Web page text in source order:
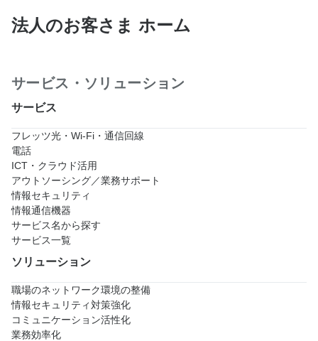
法人のお客さま ホーム
サービス・ソリューション
サービス
フレッツ光・Wi-Fi・通信回線
電話
ICT・クラウド活用
アウトソーシング／業務サポート
情報セキュリティ
情報通信機器
サービス名から探す
サービス一覧
ソリューション
職場のネットワーク環境の整備
情報セキュリティ対策強化
コミュニケーション活性化
業務効率化